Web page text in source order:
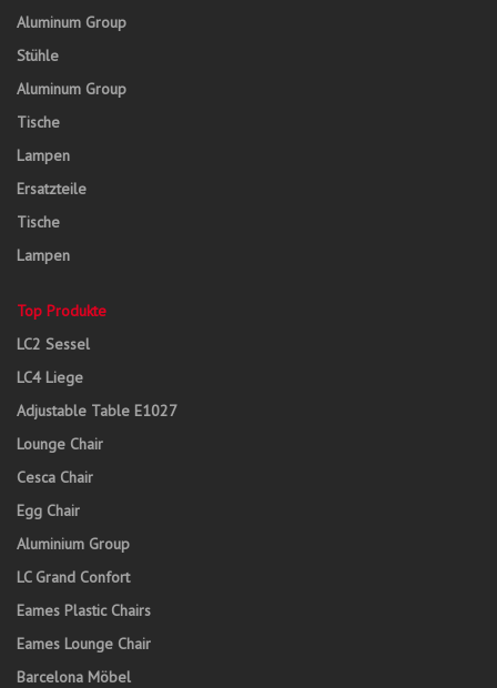
Aluminum Group
Stühle
Aluminum Group
Tische
Lampen
Ersatzteile
Tische
Lampen
Top Produkte
LC2 Sessel
LC4 Liege
Adjustable Table E1027
Lounge Chair
Cesca Chair
Egg Chair
Aluminium Group
LC Grand Confort
Eames Plastic Chairs
Eames Lounge Chair
Barcelona Möbel